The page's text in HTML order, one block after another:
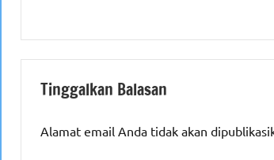
Tinggalkan Balasan
Alamat email Anda tidak akan